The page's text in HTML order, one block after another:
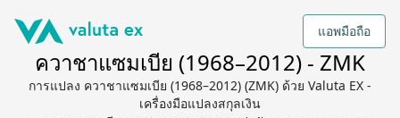
แอพมือถือ
ควาชาแซมเบีย (1968–2012) - ZMK
การแปลง ควาชาแซมเบีย (1968–2012) (ZMK) ด้วย Valuta EX -
เครื่องมือแปลงสกุลเงิน